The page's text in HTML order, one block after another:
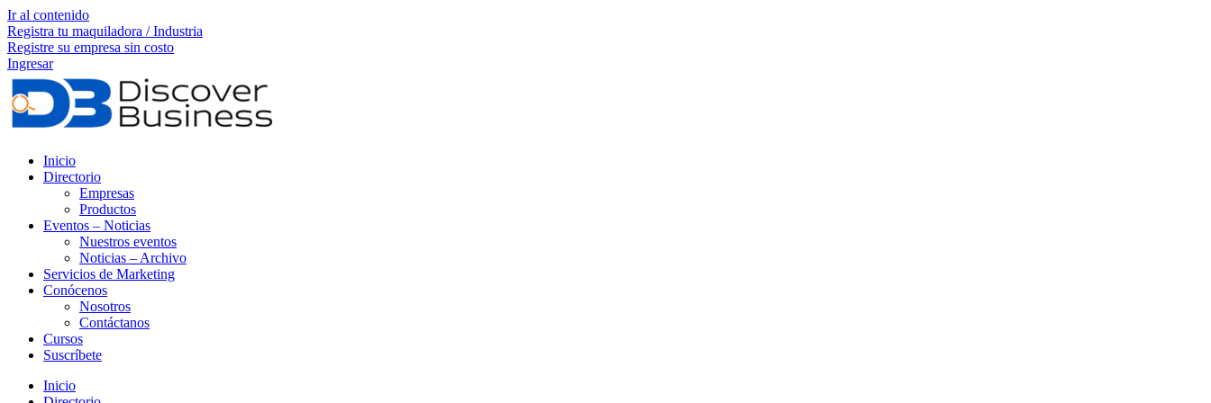
Ir al contenido
Registra tu maquiladora / Industria
Registre su empresa sin costo
Ingresar
Inicio
Directorio
Empresas
Productos
Eventos – Noticias
Nuestros eventos
Noticias – Archivo
Servicios de Marketing
Conócenos
Nosotros
Contáctanos
Cursos
Suscríbete
Inicio